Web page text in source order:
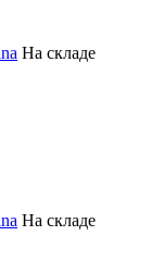
На складе
На складе